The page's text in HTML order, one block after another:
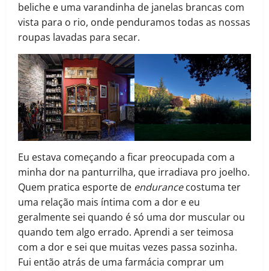
beliche e uma varandinha de janelas brancas com
vista para o rio, onde penduramos todas as nossas
roupas lavadas para secar.
Eu estava começando a ficar preocupada com a
minha dor na panturrilha, que irradiava pro joelho.
Quem pratica esporte de endurancecostuma ter
uma relação mais íntima com a dor e eu
geralmente sei quando é só uma dor muscular ou
quando tem algo errado. Aprendi a ser teimosa
com a dor e sei que muitas vezes passa sozinha.
Fui então atrás de uma farmácia comprar um